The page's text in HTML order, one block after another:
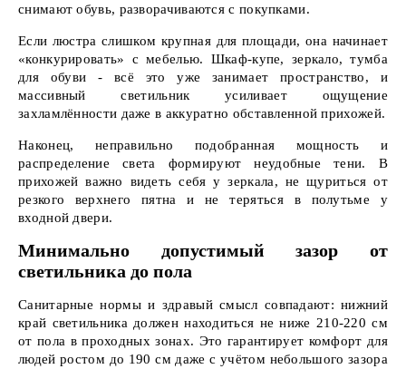
снимают обувь, разворачиваются с покупками.
Если люстра слишком крупная для площади, она начинает
«конкурировать» с мебелью. Шкаф-купе, зеркало, тумба
для обуви - всё это уже занимает пространство, и
массивный светильник усиливает ощущение
захламлённости даже в аккуратно обставленной прихожей.
Наконец, неправильно подобранная мощность и
распределение света формируют неудобные тени. В
прихожей важно видеть себя у зеркала, не щуриться от
резкого верхнего пятна и не теряться в полутьме у
входной двери.
Минимально допустимый зазор от
светильника до пола
Санитарные нормы и здравый смысл совпадают: нижний
край светильника должен находиться не ниже 210-220 см
от пола в проходных зонах. Это гарантирует комфорт для
людей ростом до 190 см даже с учётом небольшого зазора